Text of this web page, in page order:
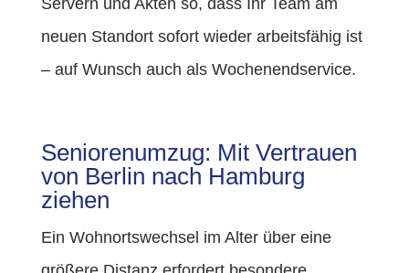
Servern und Akten so, dass Ihr Team am
neuen Standort sofort wieder arbeitsfähig ist
– auf Wunsch auch als Wochenendservice.
Seniorenumzug: Mit Vertrauen
von Berlin nach Hamburg
ziehen
Ein Wohnortswechsel im Alter über eine